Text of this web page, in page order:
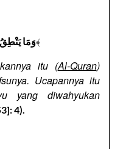
وَمَا﴾
itu (Al-Quran)
Ucapannya itu
yang diwahyukan
4).